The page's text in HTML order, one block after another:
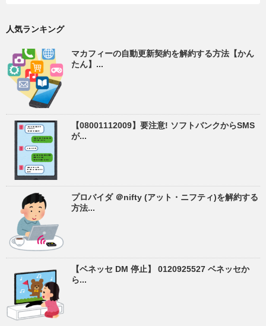
人気ランキング
マカフィーの自動更新契約を解約する方法【かん
たん】...
【08001112009】要注意! ソフトバンクからSMS
が...
プロバイダ ＠nifty (アット・ニフティ)を解約する
方法...
【ベネッセ DM 停止】 0120925527 ベネッセか
ら...